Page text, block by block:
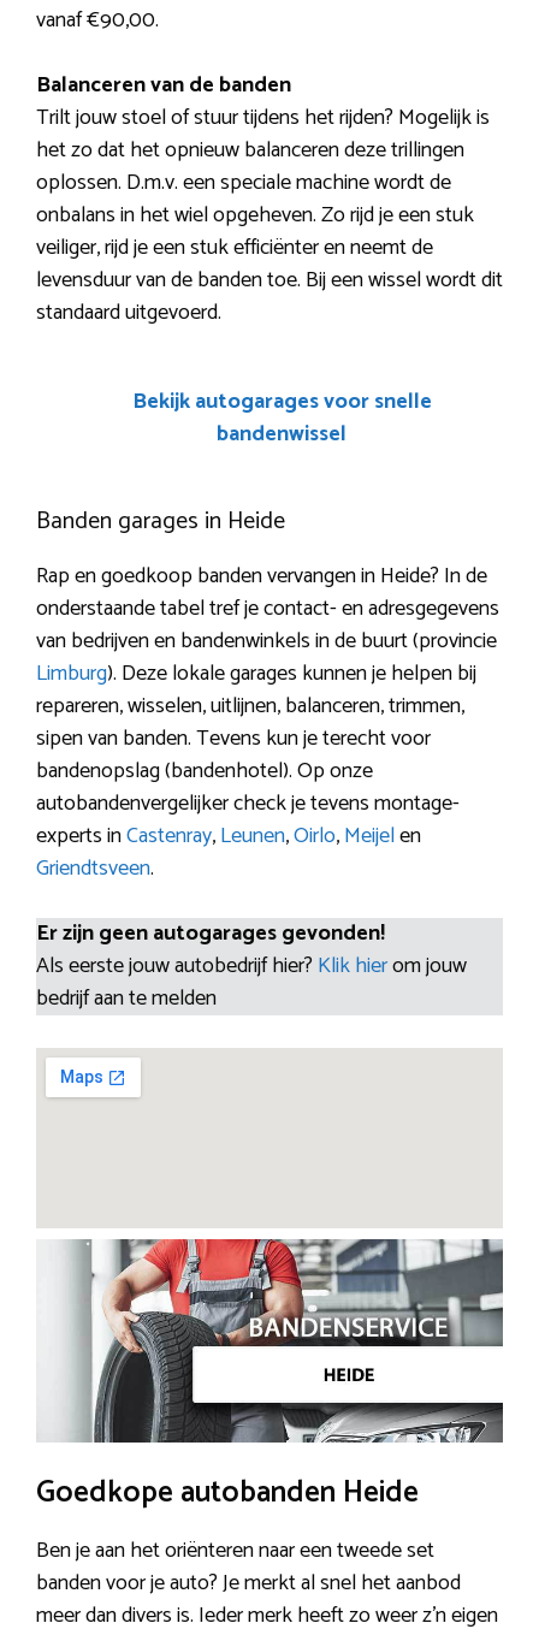
vanaf €90,00.
Balanceren van de banden
Trilt jouw stoel of stuur tijdens het rijden? Mogelijk is
het zo dat het opnieuw balanceren deze trillingen
oplossen. D.m.v. een speciale machine wordt de
onbalans in het wiel opgeheven. Zo rijd je een stuk
veiliger, rijd je een stuk efficiënter en neemt de
levensduur van de banden toe. Bij een wissel wordt dit
standaard uitgevoerd.
Bekijk autogarages voor snelle
bandenwissel
Banden garages in Heide
Rap en goedkoop banden vervangen in Heide? In de
onderstaande tabel tref je contact- en adresgegevens
van bedrijven en bandenwinkels in de buurt (provincie
Limburg). Deze lokale garages kunnen je helpen bij
repareren, wisselen, uitlijnen, balanceren, trimmen,
sipen van banden. Tevens kun je terecht voor
bandenopslag (bandenhotel). Op onze
autobandenvergelijker check je tevens montage-
experts inCastenray,Leunen,Oirlo,Meijelen
Griendtsveen.
Er zijn geen autogarages gevonden!
Als eerste jouw autobedrijf hier? Klik hierom jouw
bedrijf aan te melden
Goedkope autobanden Heide
Ben je aan het oriënteren naar een tweede set
banden voor je auto? Je merkt al snel het aanbod
meer dan divers is. Ieder merk heeft zo weer z’n eigen